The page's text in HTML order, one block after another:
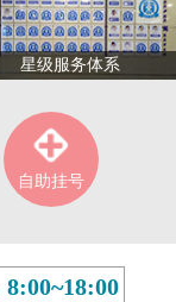
星级服务体系
自助挂号
8:00~18:00